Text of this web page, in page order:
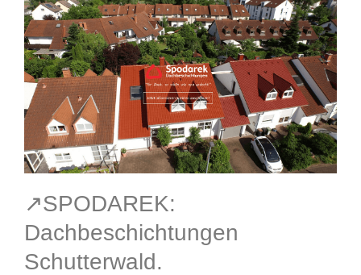
↗️SPODAREK:
Dachbeschichtungen
Schutterwald.